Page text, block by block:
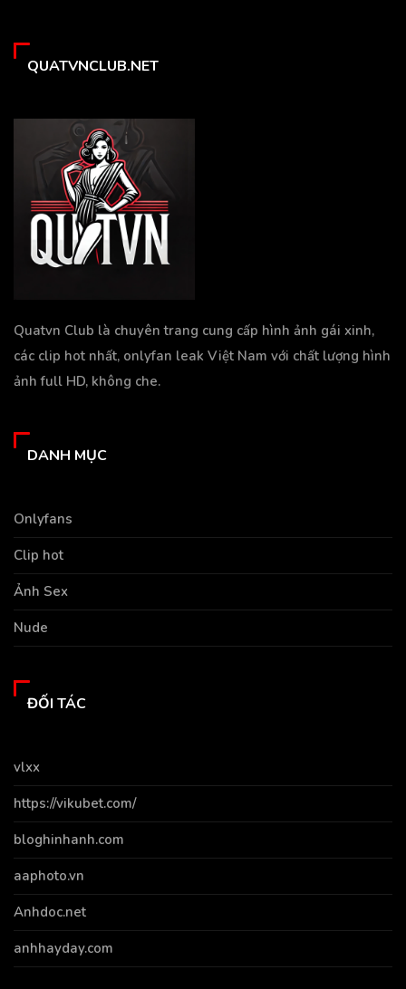
QUATVNCLUB.NET
Quatvn Club là chuyên trang cung cấp hình ảnh gái xinh,
các clip hot nhất, onlyfan leak Việt Nam với chất lượng hình
ảnh full HD, không che.
DANH MỤC
Onlyfans
Clip hot
Ảnh Sex
Nude
ĐỐI TÁC
vlxx
https://vikubet.com/
bloghinhanh.com
aaphoto.vn
Anhdoc.net
anhhayday.com